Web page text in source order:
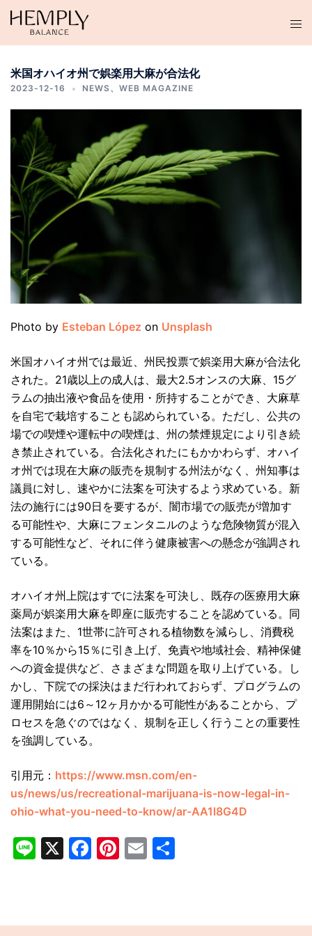
テ
米国オハイオ州で娯楽用大麻が合法化
2023-12-16 NEWS、 WEB MAGAZINE
Photo by Esteban López on Unsplash
米国オハイオ州では最近、州民投票で娯楽用大麻が合法化
された。21歳以上の成人は、最大2.5オンスの大麻、15グ
ラムの抽出液や食品を使用・所持することができ、大麻草
を自宅で栽培することも認められている。ただし、公共の
場での喫煙や運転中の喫煙は、州の禁煙規定により引き続
き禁止されている。合法化されたにもかかわらず、オハイ
オ州では現在大麻の販売を規制する州法がなく、州知事は
議員に対し、速やかに法案を可決するよう求めている。新
法の施行には90日を要するが、闇市場での販売が増加す
る可能性や、大麻にフェンタニルのような危険物質が混入
する可能性など、それに伴う健康被害への懸念が強調され
ている。
オハイオ州上院はすでに法案を可決し、既存の医療用大麻
薬局が娯楽用大麻を即座に販売することを認めている。同
法案はまた、1世帯に許可される植物数を減らし、消費税
率を10％から15％に引き上げ、免責や地域社会、精神保健
への資金提供など、さまざまな問題を取り上げている。し
かし、下院での採決はまだ行われておらず、プログラムの
運用開始には6～12ヶ月かかる可能性があることから、プ
ロセスを急ぐのではなく、規制を正しく行うことの重要性
を強調している。
引用元： https://www.msn.com/en-
us/news/us/recreational-marijuana-is-now-legal-in-
ohio-what-you-need-to-know/ar-AA1l8G4D
Line
X Facebook
Pinterest
Email